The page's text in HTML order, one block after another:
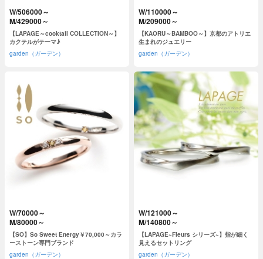
W/506000～
M/429000～
【LAPAGE～cooktail COLLECTION～】
カクテルがテーマ♪
garden（ガーデン）
W/110000～
M/209000～
【KAORU～BAMBOO～】京都のアトリエ
生まれのジュエリー
garden（ガーデン）
W/70000～
M/80000～
【SO】So Sweet Energy￥70,000～カラ
ーストーン専門ブランド
garden（ガーデン）
W/121000～
M/140800～
【LAPAGE~Fleurs シリーズ~】指が細く
見えるセットリング
garden（ガーデン）